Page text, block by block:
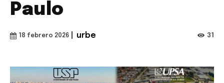
Paulo
18 febrero 2026 urbe 31